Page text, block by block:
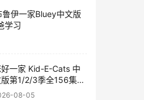
鲁伊一家Bluey中文版
学习
好一家 Kid-E-Cats 中
第1/2/3季全156集国
字高清1080P视频
08-05